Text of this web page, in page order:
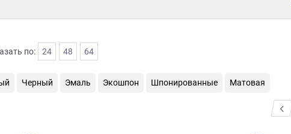
по: 24 48 64
Черный Эмаль Экошпон Шпонированные Матовая